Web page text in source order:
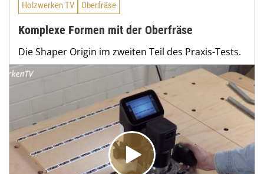
Holzwerken TV Oberfräse
Komplexe Formen mit der Oberfräse
Die Shaper Origin im zweiten Teil des Praxis-Tests.